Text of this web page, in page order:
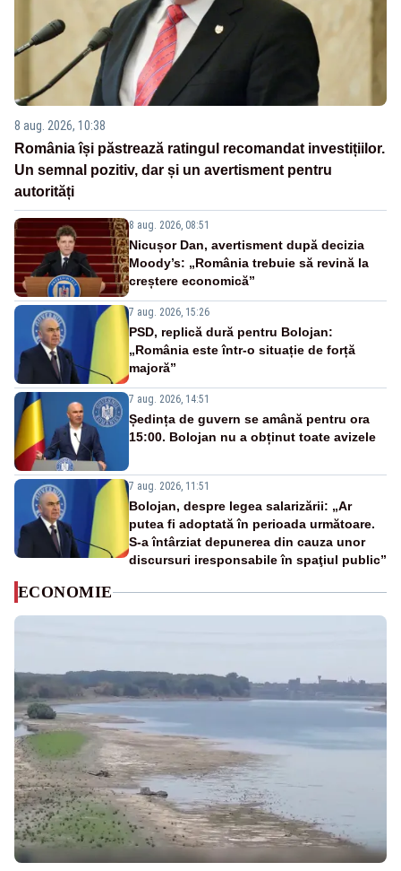
8 aug. 2026, 10:38
România își păstrează ratingul recomandat investițiilor.
Un semnal pozitiv, dar și un avertisment pentru
autorități
8 aug. 2026, 08:51
Nicușor Dan, avertisment după decizia
Moody’s: „România trebuie să revină la
creștere economică”
7 aug. 2026, 15:26
PSD, replică dură pentru Bolojan:
„România este într-o situație de forță
majoră”
7 aug. 2026, 14:51
Ședința de guvern se amână pentru ora
15:00. Bolojan nu a obținut toate avizele
7 aug. 2026, 11:51
Bolojan, despre legea salarizării: „Ar
putea fi adoptată în perioada următoare.
S-a întârziat depunerea din cauza unor
discursuri iresponsabile în spaţiul public”
ECONOMIE